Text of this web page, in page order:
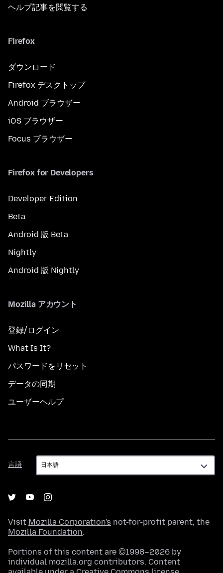
ヘルプ記事を閲覧する
Firefox
ダウンロード
Firefox デスクトップ
Android ブラウザー
iOS ブラウザー
Focus ブラウザー
Firefox for Developers
Developer Edition
Beta
Android 版 Beta
Nightly
Android 版 Nightly
Mozilla アカウント
登録/ログイン
What Is It?
パスワードをリセット
データの同期
ユーザーヘルプ
言語
言
語
Visit Mozilla Corporation's not-for-profit parent, the
Mozilla Foundation.
Portions of this content are ©1998–2026 by
individual mozilla.org contributors. Content